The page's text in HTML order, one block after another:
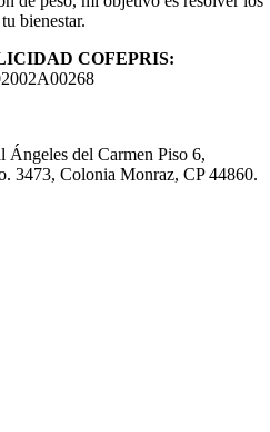
bienestar.
COFEPRIS:
Ángeles del Carmen Piso 6,
3473, Colonia Monraz, CP 44860.